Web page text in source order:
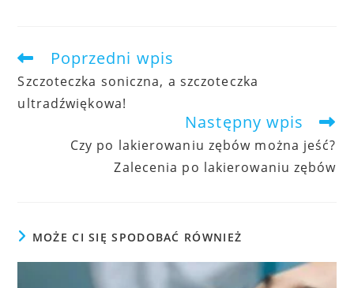
artykułyPoprzedni wpis
Szczoteczka soniczna, a szczoteczka
ultradźwiękowa!
Następny wpis
Czy po lakierowaniu zębów można jeść?
Zalecenia po lakierowaniu zębów
MOŻE CI SIĘ SPODOBAĆ RÓWNIEŻ